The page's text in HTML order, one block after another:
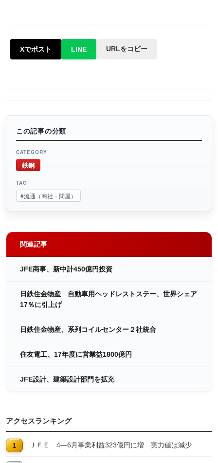
Xでポスト LINE URLをコピー
この記事の分類
CATEGORY
鉄鋼
TAG
#流通（商社・問屋）
関連記事
JFE商事、新中計450億円投資
日鉄住金物産 自動車用ヘッドレストステー、世界シェア
17％に引上げ
日鉄住金物産、系列コイルセンター２社統合
住友電工、17年度に営業益1800億円
JFE設計、建築設計部門を拡充
アクセスランキング
ＪＦＥ 4―6月事業利益323億円に増 実力値は減少